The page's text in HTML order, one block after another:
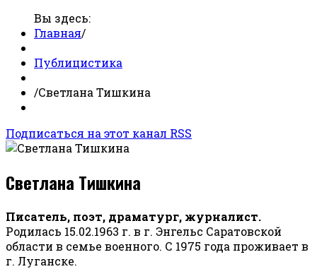
Вы здесь:
Главная/
Публицистика
/Светлана Тишкина
Подписаться на этот канал RSS
Светлана Тишкина
Писатель, поэт, драматург, журналист.
Родилась 15.02.1963 г. в г. Энгельс Саратовской
области в семье военного. С 1975 года проживает в
г. Луганске.